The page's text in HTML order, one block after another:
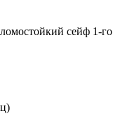
сейф 1-го